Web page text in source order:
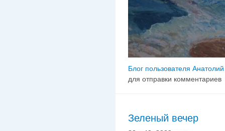
Блог пользователя
для отправки комментариев
Зеленый вечер